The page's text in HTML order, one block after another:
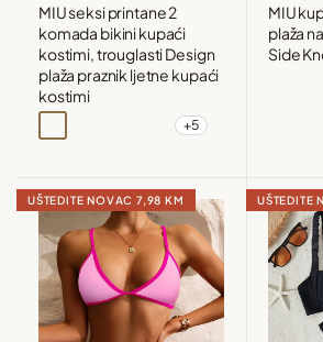
MIU seksi printane 2
komada bikini kupaći
kostimi, trouglasti Design
plaža praznik ljetne kupaći
kostimi
svijetlo Zelena i Roza crvena
Crna i Crvena
+5
MIU
plaža
Side
UŠTEDITE NOVAC7,98 KM UŠTEDITE